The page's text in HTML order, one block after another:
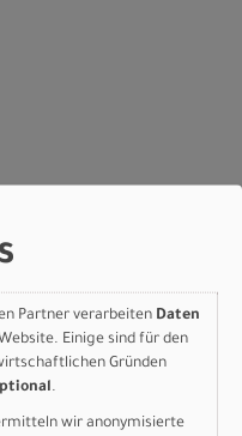
anfragen!
Partner verarbeiten Daten
Einige sind für den
Gründen
.
wir anonymisierte